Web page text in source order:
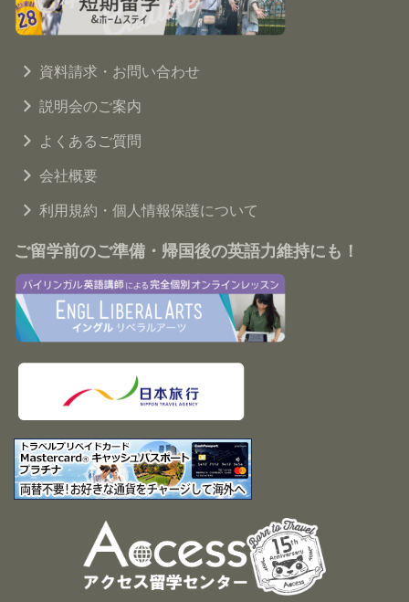
資料請求・お問い合わせ
説明会のご案内
よくあるご質問
会社概要
利用規約・個人情報保護について
ご留学前のご準備・帰国後の英語力維持にも！